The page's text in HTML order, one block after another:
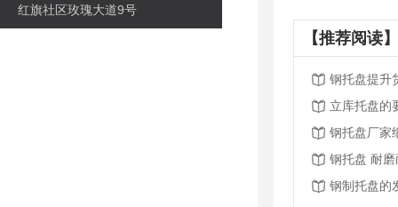
红旗社区玫瑰大道9号
【推荐阅读
钢托盘提升
立库托盘的
钢托盘厂家
钢托盘 耐
钢制托盘的